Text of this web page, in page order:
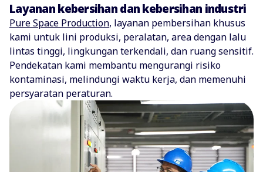
Layanan kebersihan dan kebersihan industri
Pure Space Production, layanan pembersihan khusus
kami untuk lini produksi, peralatan, area dengan lalu
lintas tinggi, lingkungan terkendali, dan ruang sensitif.
Pendekatan kami membantu mengurangi risiko
kontaminasi, melindungi waktu kerja, dan memenuhi
persyaratan peraturan.